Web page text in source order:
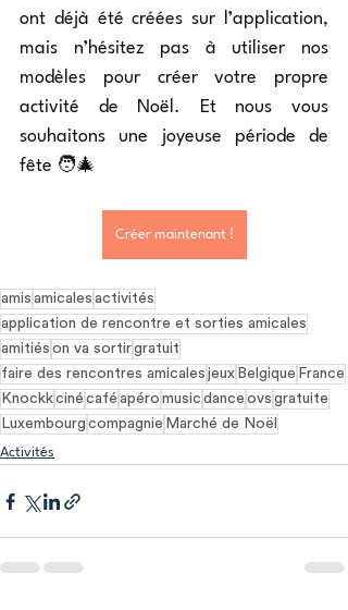
ont déjà été créées sur l’application,
mais n’hésitez pas à utiliser nos
modèles pour créer votre propre
activité de Noël. Et nous vous
souhaitons une joyeuse période de
fête 🧑‍🎄
Créer maintenant !
amis amicales activités
application de rencontre et sorties amicales
amitiés on va sortirgratuit
faire des rencontres amicales jeux Belgique France
Knockkciné café apéro music dance ovs gratuite
Luxembourg compagnie Marché de Noël
Activités